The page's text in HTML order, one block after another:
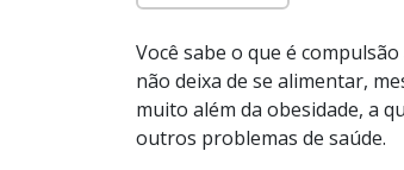
Você sabe o que é
não deixa de se alimentar,
muito além da obesidade, a
outros problemas de saúde.